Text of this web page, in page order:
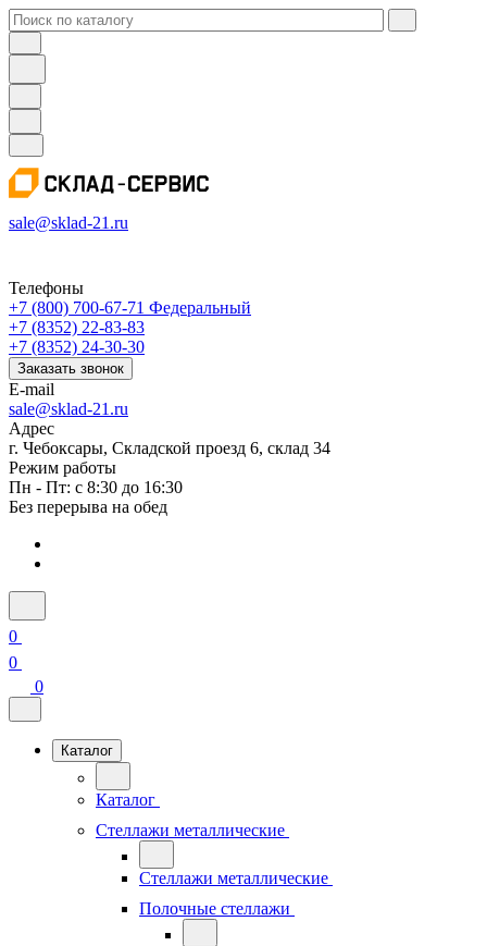
sale@sklad-21.ru
Телефоны
+7 (800) 700-67-71 Федеральный
+7 (8352) 22-83-83
+7 (8352) 24-30-30
Заказать звонок
E-mail
sale@sklad-21.ru
Адрес
г. Чебоксары, Складской проезд 6, склад 34
Режим работы
Пн - Пт: с 8:30 до 16:30
Без перерыва на обед
0
0
0
Каталог
Каталог
Стеллажи металлические
Стеллажи металлические
Полочные стеллажи